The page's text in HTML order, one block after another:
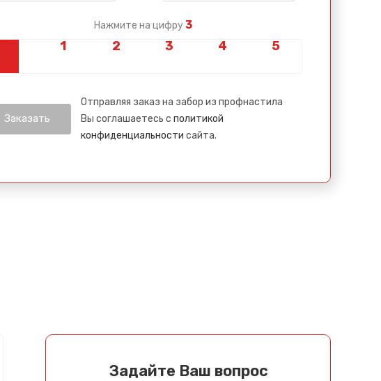
Нажмите на цифру 3
Отправляя заказ на забор из профнастила
Вы соглашаетесь с политикой
конфиденциальности сайта.
Задайте Ваш вопрос